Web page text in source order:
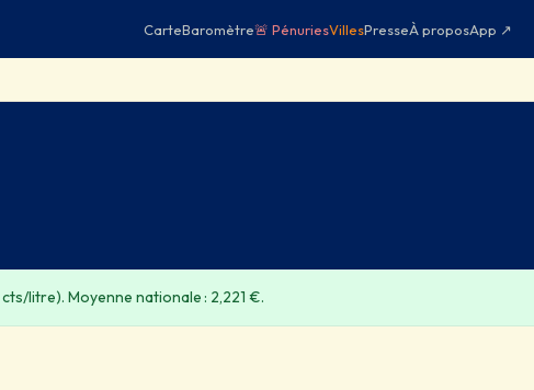
CarteBaromètre🚨 PénuriesVillesPresseÀ proposApp ↗
litre). Moyenne nationale : 2,221 €.